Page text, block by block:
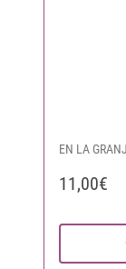
EN LA
11,00€